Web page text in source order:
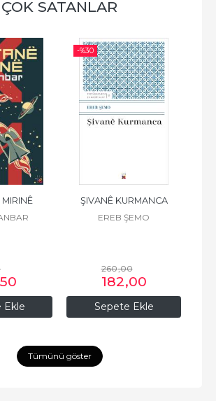
ÇOK SATANLAR
Ekle
-%30
Sepete Ekle
ŞIVANÊ KURMANCA
EREB ŞEMO
260,00
182,00
Tümünü göster